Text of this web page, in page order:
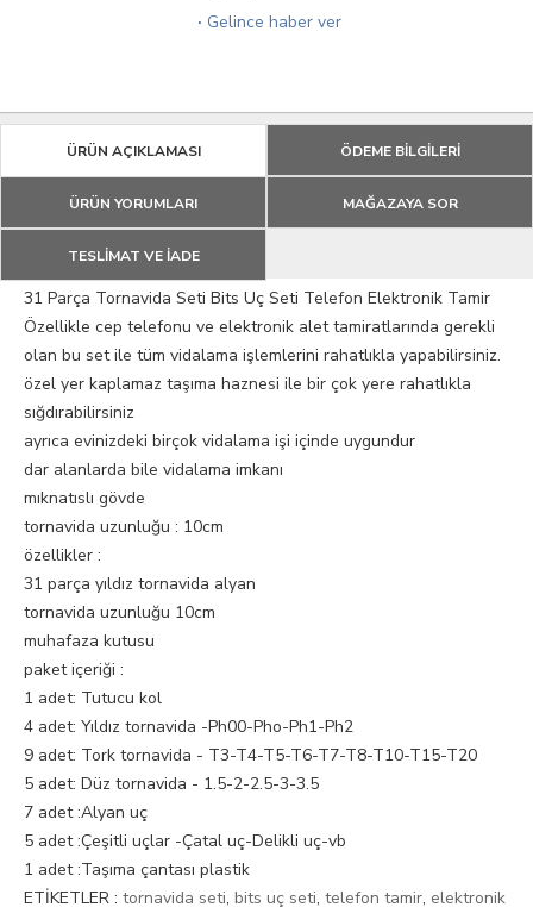
· Gelince haber ver
ÜRÜN AÇIKLAMASI ÖDEME BİLGİLERİ
ÜRÜN YORUMLARI MAĞAZAYA SOR
TESLİMAT VE İADE
31 Parça Tornavida Seti Bits Uç Seti Telefon Elektronik Tamir
Özellikle cep telefonu ve elektronik alet tamiratlarında gerekli
olan bu set ile tüm vidalama işlemlerini rahatlıkla yapabilirsiniz.
özel yer kaplamaz taşıma haznesi ile bir çok yere rahatlıkla
sığdırabilirsiniz
ayrıca evinizdeki birçok vidalama işi içinde uygundur
dar alanlarda bile vidalama imkanı
mıknatıslı gövde
tornavida uzunluğu : 10cm
özellikler :
31 parça yıldız tornavida alyan
tornavida uzunluğu 10cm
muhafaza kutusu
paket içeriği :
1 adet: Tutucu kol
4 adet: Yıldız tornavida -Ph00-Pho-Ph1-Ph2
9 adet: Tork tornavida - T3-T4-T5-T6-T7-T8-T10-T15-T20
5 adet: Düz tornavida - 1.5-2-2.5-3-3.5
7 adet :Alyan uç
5 adet :Çeşitli uçlar -Çatal uç-Delikli uç-vb
1 adet :Taşıma çantası plastik
ETİKETLER : tornavida seti, bits uç seti, telefon tamir, elektronik